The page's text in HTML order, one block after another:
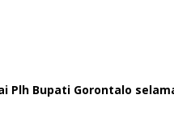
Bupati Gorontalo